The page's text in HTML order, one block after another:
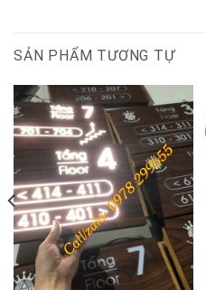
SẢN PHẨM TƯƠNG TỰ